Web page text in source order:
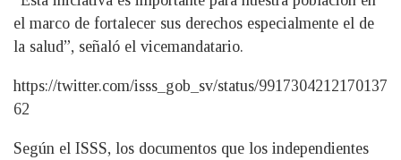
el marco de fortalecer sus derechos especialmente el de
la salud”, señaló el vicemandatario.
https://twitter.com/isss_gob_sv/status/9917304212170137
62
Según el ISSS, los documentos que los independientes